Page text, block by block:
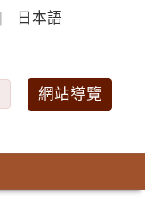
日本語
網站導覽